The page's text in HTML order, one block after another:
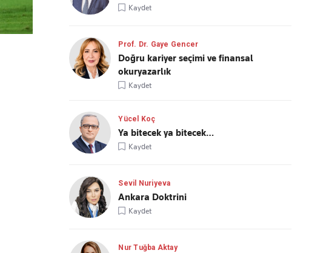
Kaydet
Prof. Dr. Gaye Gencer
Doğru kariyer seçimi ve finansal
okuryazarlık
Kaydet
Yücel Koç
Ya bitecek ya bitecek…
Kaydet
Sevil Nuriyeva
Ankara Doktrini
Kaydet
Nur Tuğba Aktay